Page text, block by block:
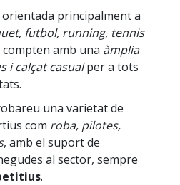
principalment a
futbol, running, tennis
amb una àmplia
i calçat casualper a tots
una varietat de
com roba, pilotes,
, amb el suport de
al sector, sempre
.